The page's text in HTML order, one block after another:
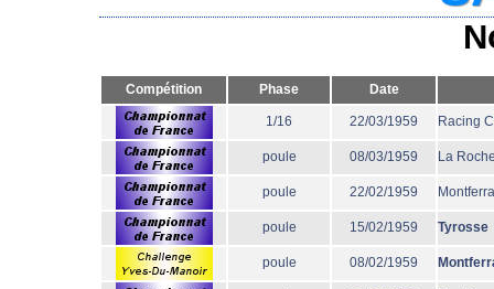
Compétition Phase Date
1/16 22/03/1959 Racing
poule 08/03/1959 La
poule 22/02/1959
poule 15/02/1959 Tyrosse
poule 08/02/1959